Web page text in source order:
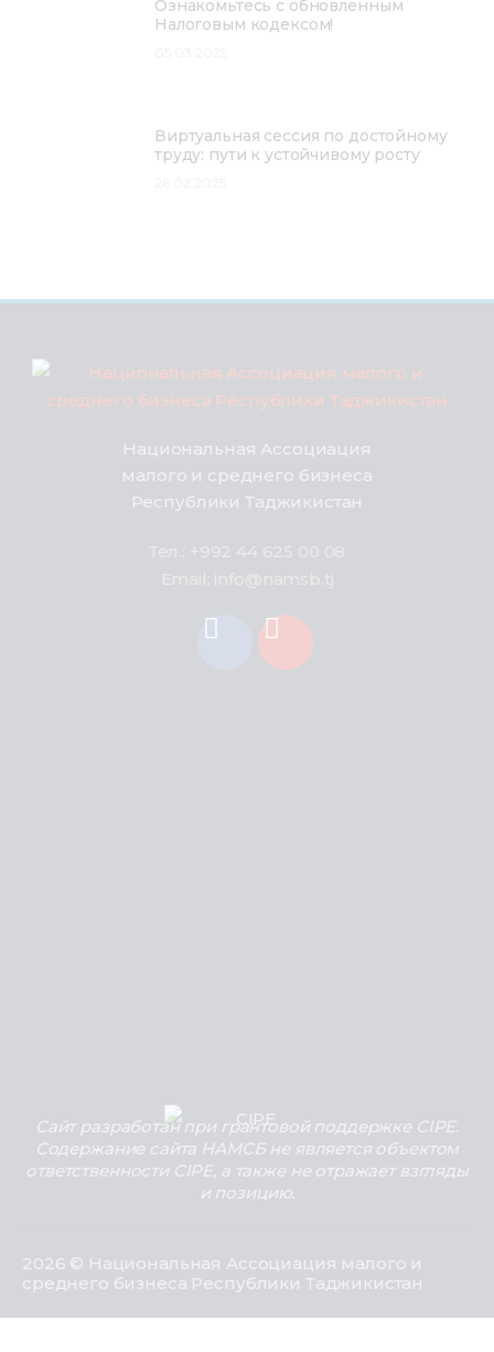
Ознакомьтесь с обновленным
Налоговым кодексом!
Виртуальная сессия по достойному
труду: пути к устойчивому росту
Национальная Ассоциация
малого и среднего бизнеса
Республики Таджикистан
Сайт разработан при грантовой поддержке CIPE.
Содержание сайта НАМСБ не является объектом
ответственности CIPE, а также не отражает взгляды
и позицию.
2026 © Национальная Ассоциация малого и
среднего бизнеса Республики Таджикистан